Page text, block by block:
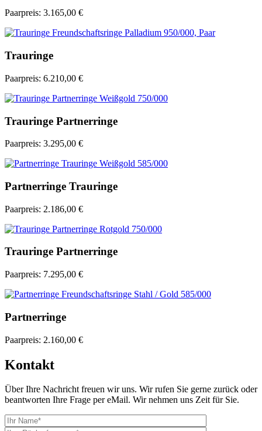
Paarpreis: 3.165,00 €
Trauringe
Paarpreis: 6.210,00 €
Trauringe Partnerringe
Paarpreis: 3.295,00 €
Partnerringe Trauringe
Paarpreis: 2.186,00 €
Trauringe Partnerringe
Paarpreis: 7.295,00 €
Partnerringe
Paarpreis: 2.160,00 €
Kontakt
Über Ihre Nachricht freuen wir uns. Wir rufen Sie gerne zurück oder
beantworten Ihre Frage per eMail. Wir nehmen uns Zeit für Sie.